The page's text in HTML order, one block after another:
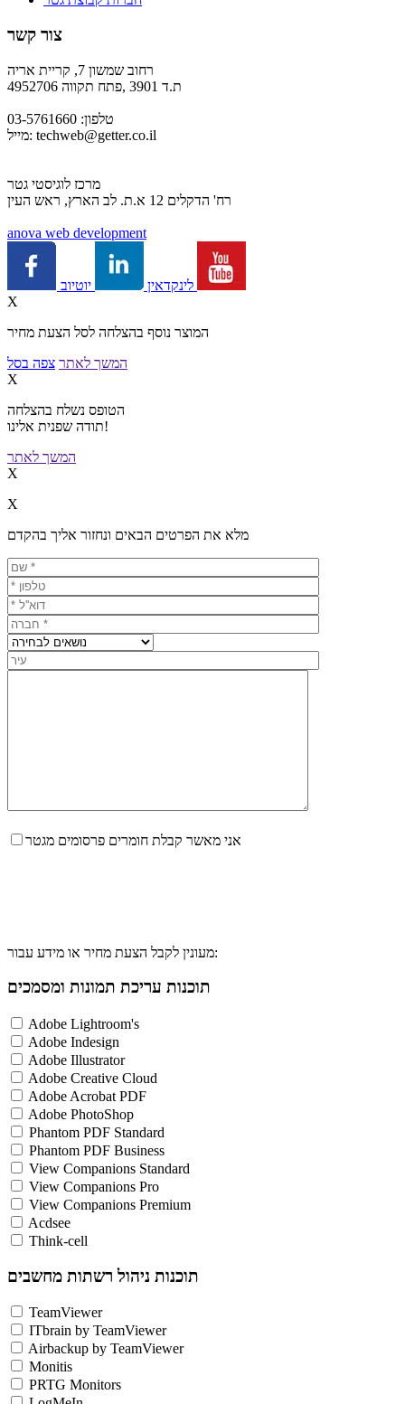
צור קשר
רחוב שמשון 7, קריית אריה
ת.ד 3901 ,פתח תקווה 4952706
טלפון: 03-5761660
מייל: techweb@getter.co.il
מרכז לוגיסטי גטר
רח' הדקלים 12 א.ת. לב הארץ, ראש העין
anova web development
לינקדאין
X
המוצר נוסף בהצלחה לסל הצעת מחיר
המשך לאתר צפה בסל
X
הטופס נשלח בהצלחה
תודה שפנית אלינו!
המשך לאתר
X
X
מלא את הפרטים הבאים ונחזור אליך בהקדם
אני מאשר קבלת חומרים פרסומים מגטר
מעונין לקבל הצעת מחיר או מידע עבור:
תוכנות עריכת תמונות ומסמכים
Adobe Lightroom's
Adobe Indesign
Adobe Illustrator
Adobe Creative Cloud
Adobe Acrobat PDF
Adobe PhotoShop
Phantom PDF Standard
Phantom PDF Business
View Companions Standard
View Companions Pro
View Companions Premium
Acdsee
Think-cell
תוכנות ניהול רשתות מחשבים
TeamViewer
ITbrain by TeamViewer
Airbackup by TeamViewer
Monitis
PRTG Monitors